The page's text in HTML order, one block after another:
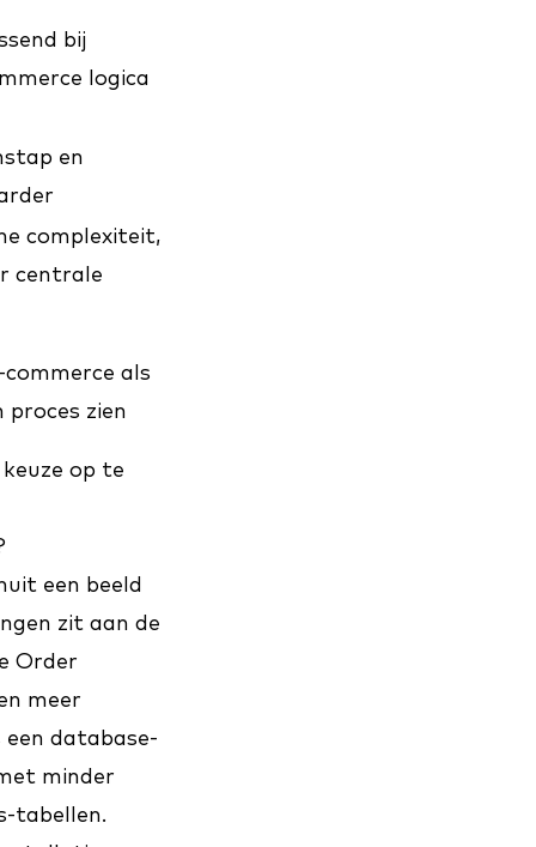
bij
logica
en
complexiteit,
centrale
commerce als
zien
op te
een beeld
zit aan de
Order
meer
database-
minder
tabellen.